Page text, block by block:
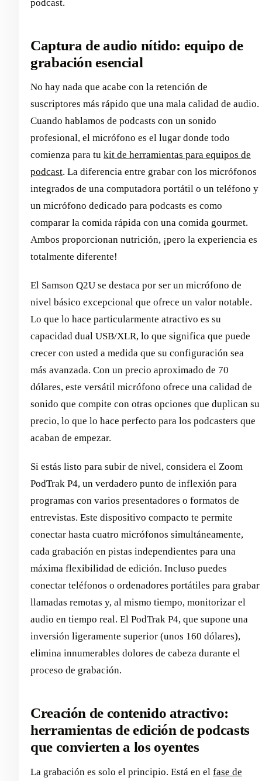
podcast.
Captura de audio nítido: equipo de
grabación esencial
No hay nada que acabe con la retención de
suscriptores más rápido que una mala calidad de audio.
Cuando hablamos de podcasts con un sonido
profesional, el micrófono es el lugar donde todo
comienza para tu kit de herramientas para equipos de
podcast. La diferencia entre grabar con los micrófonos
integrados de una computadora portátil o un teléfono y
un micrófono dedicado para podcasts es como
comparar la comida rápida con una comida gourmet.
Ambos proporcionan nutrición, ¡pero la experiencia es
totalmente diferente!
El Samson Q2U se destaca por ser un micrófono de
nivel básico excepcional que ofrece un valor notable.
Lo que lo hace particularmente atractivo es su
capacidad dual USB/XLR, lo que significa que puede
crecer con usted a medida que su configuración sea
más avanzada. Con un precio aproximado de 70
dólares, este versátil micrófono ofrece una calidad de
sonido que compite con otras opciones que duplican su
precio, lo que lo hace perfecto para los podcasters que
acaban de empezar.
Si estás listo para subir de nivel, considera el Zoom
PodTrak P4, un verdadero punto de inflexión para
programas con varios presentadores o formatos de
entrevistas. Este dispositivo compacto te permite
conectar hasta cuatro micrófonos simultáneamente,
cada grabación en pistas independientes para una
máxima flexibilidad de edición. Incluso puedes
conectar teléfonos o ordenadores portátiles para grabar
llamadas remotas y, al mismo tiempo, monitorizar el
audio en tiempo real. El PodTrak P4, que supone una
inversión ligeramente superior (unos 160 dólares),
elimina innumerables dolores de cabeza durante el
proceso de grabación.
Creación de contenido atractivo:
herramientas de edición de podcasts
que convierten a los oyentes
La grabación es solo el principio. Está en el fase de